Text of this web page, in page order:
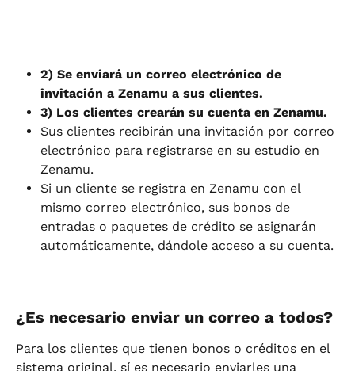
2) Se enviará un correo electrónico de
invitación a Zenamu a sus clientes.
3) Los clientes crearán su cuenta en Zenamu.
Sus clientes recibirán una invitación por correo
electrónico para registrarse en su estudio en
Zenamu.
Si un cliente se registra en Zenamu con el
mismo correo electrónico, sus bonos de
entradas o paquetes de crédito se asignarán
automáticamente, dándole acceso a su cuenta.
¿Es necesario enviar un correo a todos?
Para los clientes que tienen bonos o créditos en el
sistema original, sí es necesario enviarles una